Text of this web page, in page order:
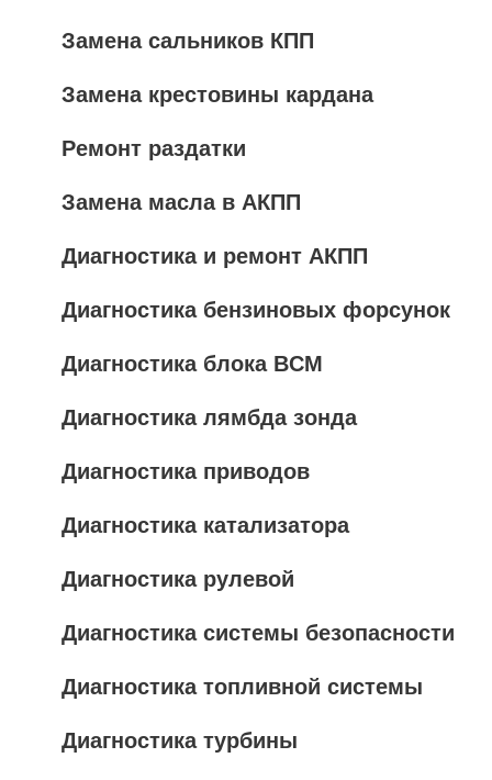
Замена сальников КПП
Замена крестовины кардана
Ремонт раздатки
Замена масла в АКПП
Диагностика и ремонт АКПП
Диагностика бензиновых форсунок
Диагностика блока BCM
Диагностика лямбда зонда
Диагностика приводов
Диагностика катализатора
Диагностика рулевой
Диагностика системы безопасности
Диагностика топливной системы
Диагностика турбины